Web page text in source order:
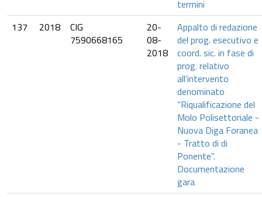
termini
137
2018
CIG
7590668165
20-
08-
2018
Appalto di redazione
del prog. esecutivo e
coord. sic. in fase di
prog. relativo
all’intervento
denominato
“Riqualificazione del
Molo Polisettoriale -
Nuova Diga Foranea
- Tratto di di
Ponente".
Documentazione
gara